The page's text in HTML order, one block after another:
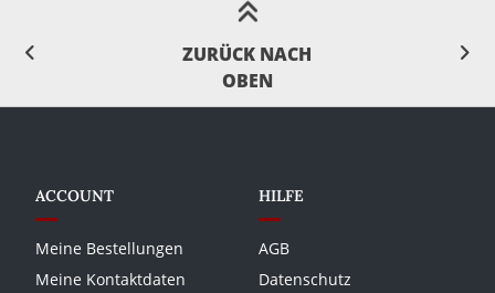
ZURÜCK NACH
OBEN
ACCOUNT
Meine Bestellungen
Meine Kontaktdaten
HILFE
AGB
Datenschutz